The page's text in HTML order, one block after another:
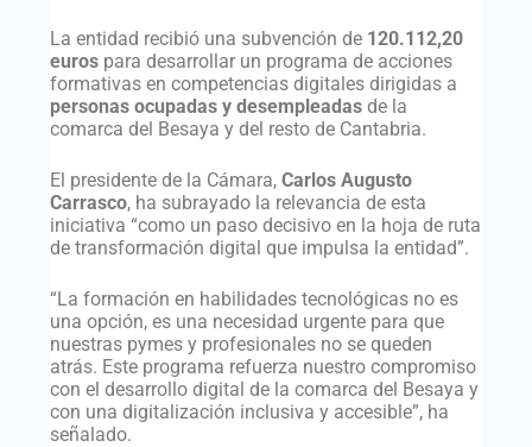
La entidad recibió una subvención de 120.112,20
eurospara desarrollar un programa de acciones
formativas en competencias digitales dirigidas a
personas ocupadas y desempleadasde la
comarca del Besaya y del resto de Cantabria.
El presidente de la Cámara, Carlos Augusto
Carrasco, ha subrayado la relevancia de esta
iniciativa “como un paso decisivo en la hoja de ruta
de transformación digital que impulsa la entidad”.
“La formación en habilidades tecnológicas no es
una opción, es una necesidad urgente para que
nuestras pymes y profesionales no se queden
atrás. Este programa refuerza nuestro compromiso
con el desarrollo digital de la comarca del Besaya y
con una digitalización inclusiva y accesible”, ha
señalado.